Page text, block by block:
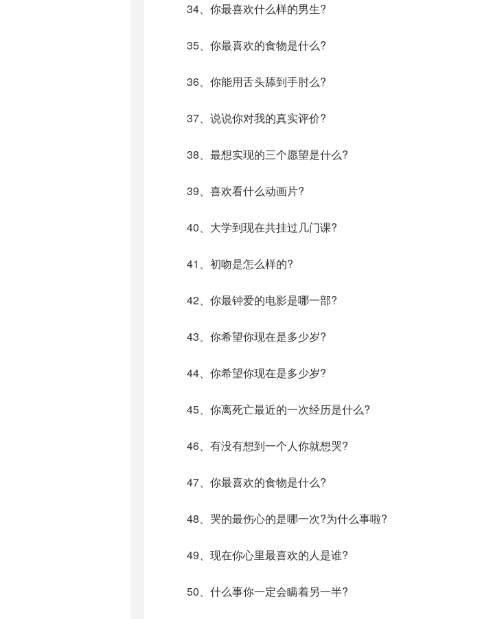
34、你最喜欢什么样的男生?
35、你最喜欢的食物是什么?
36、你能用舌头舔到手肘么?
37、说说你对我的真实评价?
38、最想实现的三个愿望是什么?
39、喜欢看什么动画片?
40、大学到现在共挂过几门课?
41、初吻是怎么样的?
42、你最钟爱的电影是哪一部?
43、你希望你现在是多少岁?
44、你希望你现在是多少岁?
45、你离死亡最近的一次经历是什么?
46、有没有想到一个人你就想哭?
47、你最喜欢的食物是什么?
48、哭的最伤心的是哪一次?为什么事啦?
49、现在你心里最喜欢的人是谁?
50、什么事你一定会瞒着另一半?